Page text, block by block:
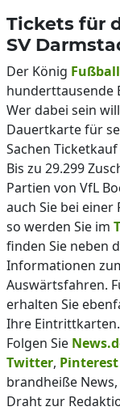
Tickets für
SV
Der König Fußball
hunderttausende
Wer dabei sein
Dauertkarte für
Sachen
Bis zu 29.299
Partien von VfL
auch Sie bei
so werden Sie im
finden Sie neben
Informationen
Auswärtsfahren.
erhalten Sie
Ihre Eintrittkarten.
Folgen Sie
Twitter, Pinterest
brandheiße
Draht zur